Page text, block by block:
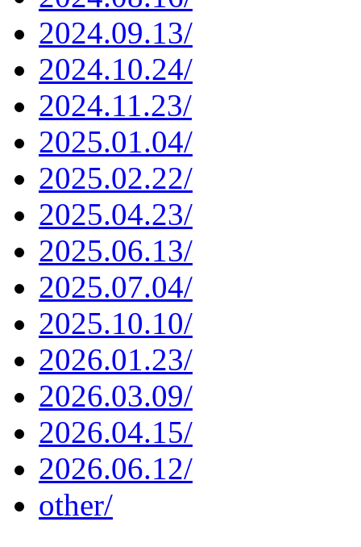
2024.09.13/
2024.10.24/
2024.11.23/
2025.01.04/
2025.02.22/
2025.04.23/
2025.06.13/
2025.07.04/
2025.10.10/
2026.01.23/
2026.03.09/
2026.04.15/
2026.06.12/
other/